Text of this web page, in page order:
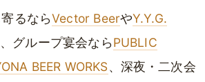
るならVector BeerやY.Y.G.
グループ宴会ならPUBLIC
BEER WORKS、深夜・二次会